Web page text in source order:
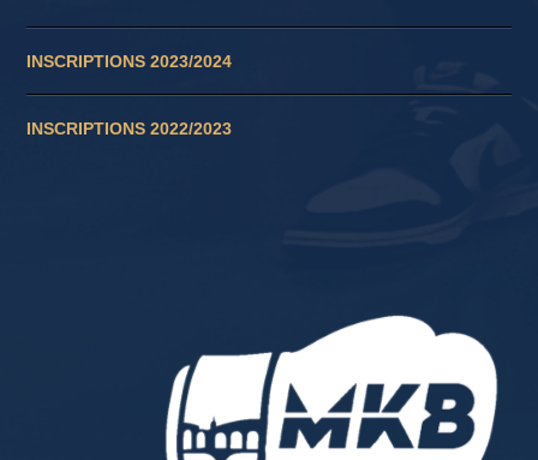
INSCRIPTIONS 2023/2024
INSCRIPTIONS 2022/2023